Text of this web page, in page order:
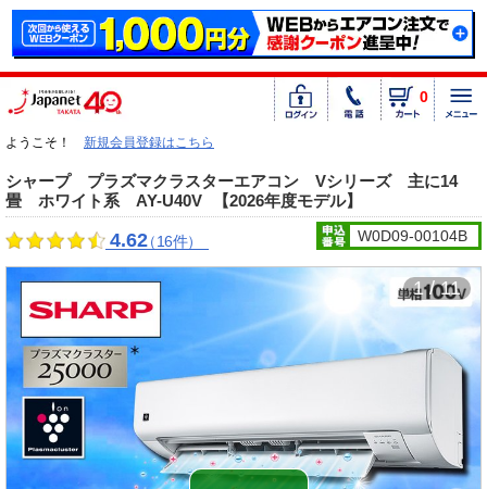
0
ようこそ！ 新規会員登録はこちら
シャープ プラズマクラスターエアコン Vシリーズ 主に14
畳 ホワイト系 AY-U40V
【2026年度モデル】
4.62（16件） W0D09-00104B
1 / 11